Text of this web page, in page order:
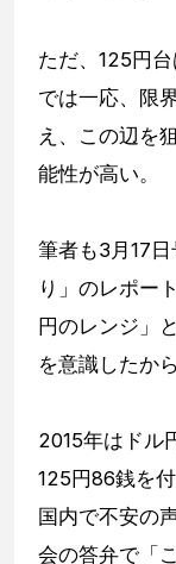
ただ、125円
では一応、限
え、この辺を
能性が高い。
筆者も3月17
り」のレポー
円のレンジ」
を意識したか
2015年はドル
125円86銭を
国内で不安の
会の答弁で「